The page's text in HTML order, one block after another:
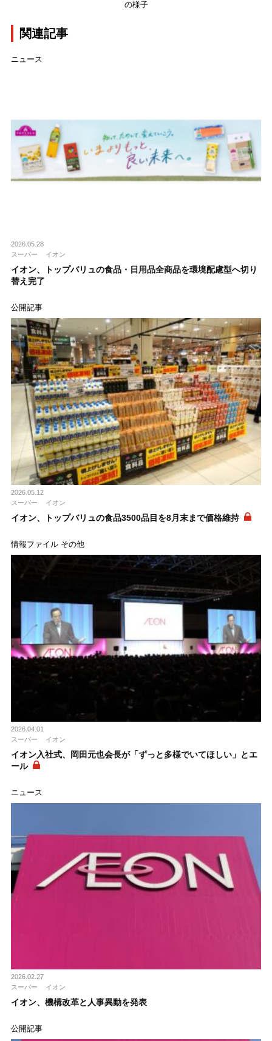
の様子
関連記事
ニュース
2026.05.28
スーパー
イオン
イオン、トップバリュの食品・日用品全商品を環境配慮型へ切り
替え完了
公開記事
2026.05.12
スーパー
イオン
イオン、トップバリュの食品3500品目を8月末まで価格維持
情報ファイル その他
2026.04.01
スーパー
イオン
イオン入社式、岡田元也会長が「ずっと多様でいてほしい」とエ
ール
ニュース
2026.02.27
スーパー
イオン
イオン、機構改革と人事異動を発表
公開記事